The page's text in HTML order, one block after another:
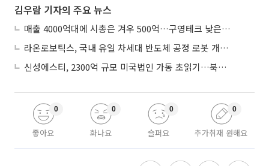
김우람 기자의 주요 뉴스
매출 4000억대에 시총은 겨우 500억…구영테크 낮은 몸값에 저가 승계 마무리
라온로보틱스, 국내 유일 차세대 반도체 공정 로봇 개발 ‘고객사 테스트 진행’
신성에스티, 2300억 규모 미국법인 가동 초읽기…북미 ESS 공략 본격화
좋아요
0
화나요
0
슬퍼요
0
추가취재 원해요
0